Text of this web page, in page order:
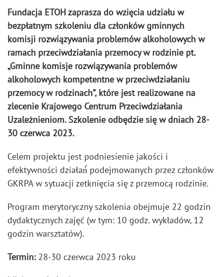
Fundacja ETOH zaprasza do wzięcia udziału w
bezpłatnym szkoleniu dla członków gminnych
komisji rozwiązywania problemów alkoholowych w
ramach przeciwdziałania przemocy w rodzinie pt.
„Gminne komisje rozwiązywania problemów
alkoholowych kompetentne w przeciwdziałaniu
przemocy w rodzinach”, które jest realizowane na
zlecenie Krajowego Centrum Przeciwdziałania
Uzależnieniom. Szkolenie odbędzie się w dniach 28-
30 czerwca 2023.
Celem projektu jest podniesienie jakości i
efektywności działań́ podejmowanych przez członków
GKRPA w sytuacji zetknięcia się z przemocą rodzinie.
Program merytoryczny szkolenia obejmuje 22 godzin
dydaktycznych zajęć (w tym: 10 godz. wykładów, 12
godzin warsztatów).
Termin:28-30 czerwca 2023 roku